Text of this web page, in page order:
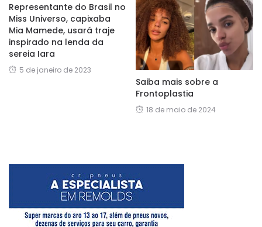
Representante do Brasil no
Miss Universo, capixaba
Mia Mamede, usará traje
inspirado na lenda da
sereia Iara
5 de janeiro de 2023
Saiba mais sobre a
Frontoplastia
18 de maio de 2024